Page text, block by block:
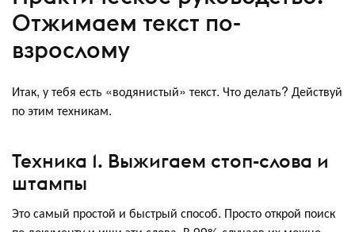
Отжимаем текст по-
взрослому
Итак, у тебя есть «водянистый» текст. Что делать? Действуй
по этим техникам.
Техника 1. Выжигаем стоп-слова и
штампы
Это самый простой и быстрый способ. Просто открой поиск